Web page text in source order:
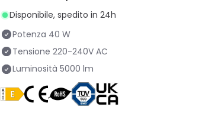
Foro Ø 200 mm
Disponibile, spedito in 24h
Potenza 40 W
Tensione 220-240V AC
Luminosità 5000 lm